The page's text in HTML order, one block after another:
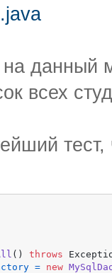
данный
всех
тест,
() throws
= new